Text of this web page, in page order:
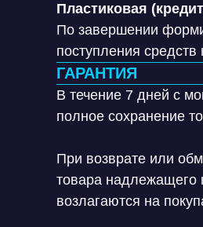
Пластиковая
По завершении
поступления
ГАРАНТИЯ
В течение 7 дней с
полное сохранение
При возврате или
товара надлежащего
возлагаются на